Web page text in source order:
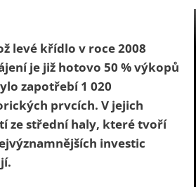
levé křídlo v roce 2008
je již hotovo 50 % výkopů
zapotřebí 1 020
prvcích. V jejich
ze střední haly, které tvoří
investic